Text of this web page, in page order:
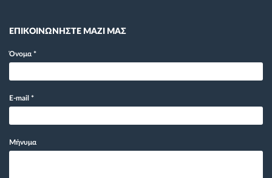
ΕΠΙΚΟΙΝΩΝΗΣΤΕ ΜΑΖΙ ΜΑΣ
Όνομα *
E-mail *
Μήνυμα